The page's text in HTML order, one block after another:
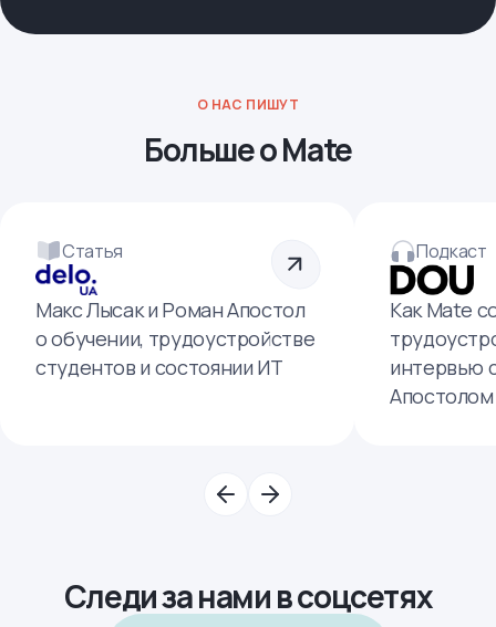
О НАС ПИШУТ
Больше о Mate
Статья
Макс Лысак и Роман Апостол
о обучении, трудоустройстве
студентов и состоянии ИТ
Подкаст
Как Mate
интервью
Апостолом
Следи за нами в соцсетях